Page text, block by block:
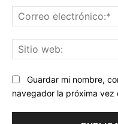
Guardar mi nombre,
navegador la próxima vez